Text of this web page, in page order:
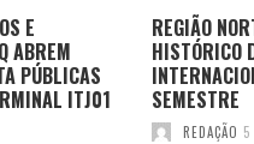
E
ABREM
PÚBLICAS
ITJ01
REGIÃO
HISTÓRICO
SEMESTRE
REDAÇÃO